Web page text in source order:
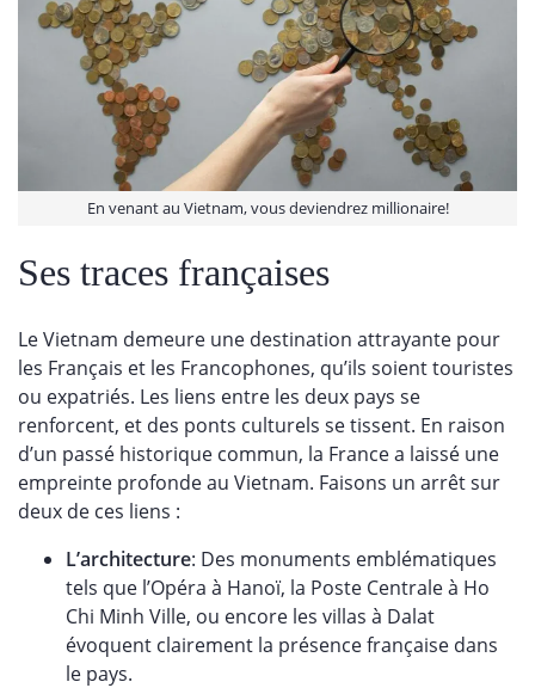
En venant au Vietnam, vous deviendrez millionaire!
Ses traces françaises
Le Vietnam demeure une destination attrayante pour
les Français et les Francophones, qu’ils soient touristes
ou expatriés. Les liens entre les deux pays se
renforcent, et des ponts culturels se tissent. En raison
d’un passé historique commun, la France a laissé une
empreinte profonde au Vietnam. Faisons un arrêt sur
deux de ces liens :
L’architecture: Des monuments emblématiques
tels que l’Opéra à Hanoï, la Poste Centrale à Ho
Chi Minh Ville, ou encore les villas à Dalat
évoquent clairement la présence française dans
le pays.